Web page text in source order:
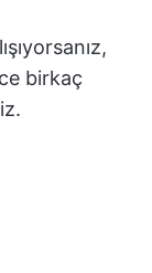
birkaç